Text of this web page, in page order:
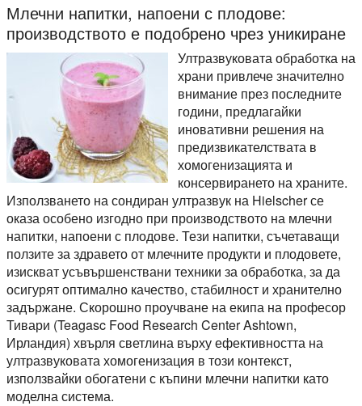
Млечни напитки, напоени с плодове:
производството е подобрено чрез уникиране
Ултразвуковата обработка на
храни привлече значително
внимание през последните
години, предлагайки
иновативни решения на
предизвикателствата в
хомогенизацията и
консервирането на храните.
Използването на сондиран ултразвук на Hielscher се
оказа особено изгодно при производството на млечни
напитки, напоени с плодове. Тези напитки, съчетаващи
ползите за здравето от млечните продукти и плодовете,
изискват усъвършенствани техники за обработка, за да
осигурят оптимално качество, стабилност и хранително
задържане. Скорошно проучване на екипа на професор
Тивари (Teagasc Food Research Center Ashtown,
Ирландия) хвърля светлина върху ефективността на
ултразвуковата хомогенизация в този контекст,
използвайки обогатени с къпини млечни напитки като
моделна система.